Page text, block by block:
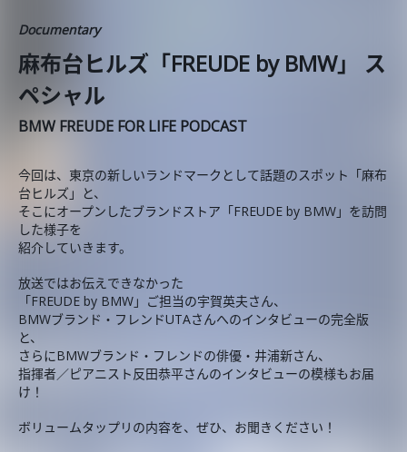
Documentary
麻布台ヒルズ「FREUDE by BMW」 ス
ペシャル
BMW FREUDE FOR LIFE PODCAST
今回は、東京の新しいランドマークとして話題のスポット「麻布
台ヒルズ」と、
そこにオープンしたブランドストア「FREUDE by BMW」を訪問
した様子を
紹介していきます。
放送ではお伝えできなかった
「FREUDE by BMW」ご担当の宇賀英夫さん、
BMWブランド・フレンドUTAさんへのインタビューの完全版
と、
さらにBMWブランド・フレンドの俳優・井浦新さん、
指揮者／ピアニスト反田恭平さんのインタビューの模様もお届
け！
ボリュームタップリの内容を、ぜひ、お聞きください！